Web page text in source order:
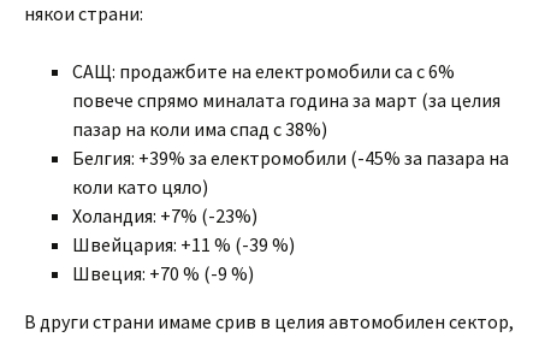
някои страни:
САЩ: продажбите на електромобили са с 6%
повече спрямо миналата година за март (за целия
пазар на коли има спад с 38%)
Белгия: +39% за електромобили (-45% за пазара на
коли като цяло)
Холандия: +7% (-23%)
Швейцария: +11 % (-39 %)
Швеция: +70 % (-9 %)
В други страни имаме срив в целия автомобилен сектор,